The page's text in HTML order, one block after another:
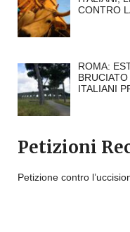
CONTRO
ROMA:
ITALIANI
Petizioni
Petizione contro